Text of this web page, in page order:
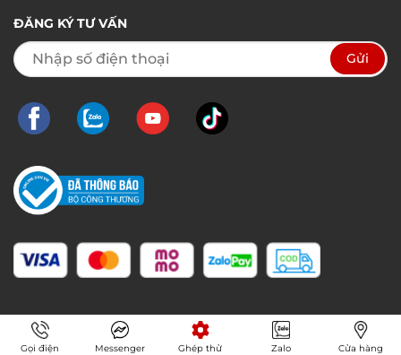
ĐĂNG KÝ TƯ VẤN
Gọi điện Messenger Ghép thử Zalo Cửa hàng